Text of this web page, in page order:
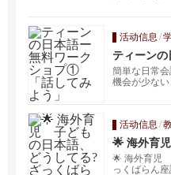
活动信息 /
ティーン
「話してみ
簡単な日常
機会が少な
活动信息 /
🌟 海外育
る?ざっく
🌟 海外育児
っくばらん